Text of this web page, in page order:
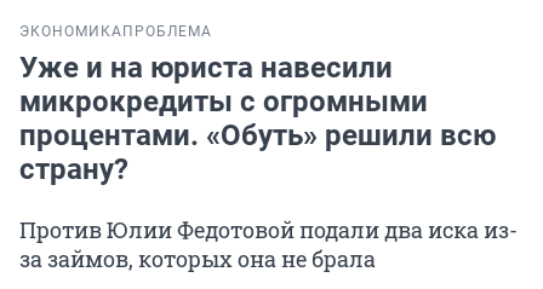
ЭКОНОМИКА ПРОБЛЕМА
Уже и на юриста навесили
микрокредиты с огромными
процентами. «Обуть» решили всю
страну?
Против Юлии Федотовой подали два иска из-
за займов, которых она не брала